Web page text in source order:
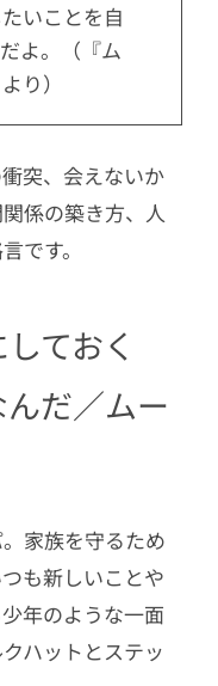
いことを自
よ。（『ム
り）
突、会えないか
係の築き方、人
です。
ておく
だ／ムー
家族を守るため
も新しいことや
年のような一面
ハットとステッ